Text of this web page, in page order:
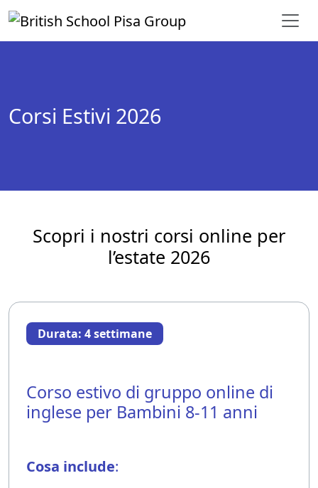
Vai al contenuto
Corsi Estivi 2026
Scopri i nostri corsi online per
l’estate 2026
Durata: 4 settimane
Corso estivo di gruppo online di
inglese per Bambini 8-11 anni
Cosa include: